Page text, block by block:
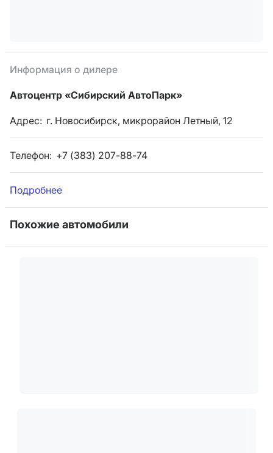
Информация о дилере
Автоцентр «Сибирский АвтоПарк»
Адрес: г. Новосибирск, микрорайон Летный, 12
Телефон: +7 (383) 207-88-74
Подробнее
Похожие автомобили